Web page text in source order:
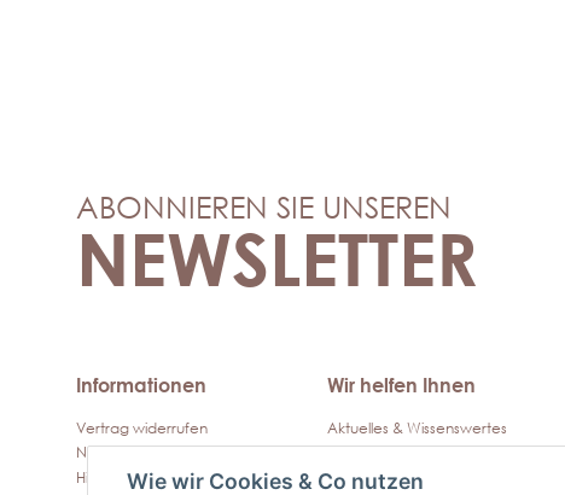
ABONNIEREN SIE UNSEREN
NEWSLETTER
Informationen
Vertrag widerrufen
Newsletter
Hilfe / Support
Wir helfen Ihnen
Aktuelles & Wissenswertes
Kontakt
Häufige Fragen & Antworten
Wie wir Cookies & Co nutzen